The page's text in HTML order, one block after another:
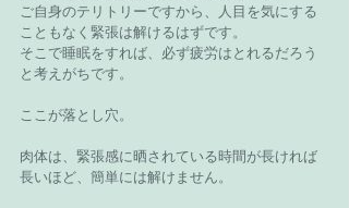
ご自身のテリトリーですから、人目を気にする
こともなく緊張は解けるはずです。
そこで睡眠をすれば、必ず疲労はとれるだろう
と考えがちです。
ここが落とし穴。
肉体は、緊張感に晒されている時間が長ければ
長いほど、簡単には解けません。